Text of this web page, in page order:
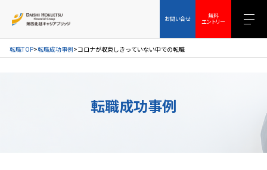
お問い合せ 無料
エントリー
お問い合せ 無料エントリー
転職TOP 転職成功事例 コロナが収束しきっていない中での転職
転職成功事例